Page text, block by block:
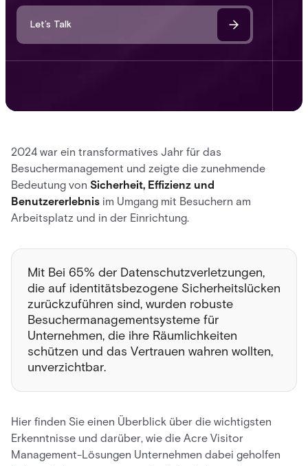
Let’s Talk
2024 war ein transformatives Jahr für das
Besuchermanagement und zeigte die zunehmende
Bedeutung von Sicherheit, Effizienz und
Benutzererlebnis im Umgang mit Besuchern am
Arbeitsplatz und in der Einrichtung.
Mit Bei 65% der Datenschutzverletzungen,
die auf identitätsbezogene Sicherheitslücken
zurückzuführen sind, wurden robuste
Besuchermanagementsysteme für
Unternehmen, die ihre Räumlichkeiten
schützen und das Vertrauen wahren wollten,
unverzichtbar.
Hier finden Sie einen Überblick über die wichtigsten
Erkenntnisse und darüber, wie die Acre Visitor
Management-Lösungen Unternehmen dabei geholfen